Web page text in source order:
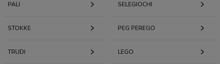
PALI SELEGIOCHI
STOKKE PEG PEREGO
TRUDI LEGO